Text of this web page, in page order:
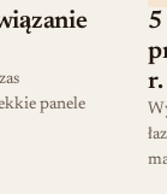
panele
5
r.